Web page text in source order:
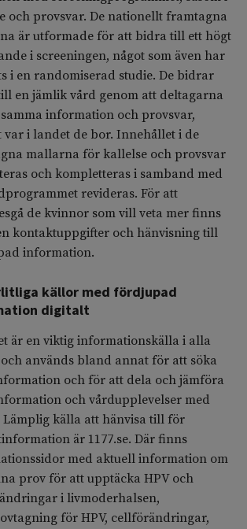
och provsvar. De nationellt framtagna
är utformade för att bidra till ett högt
i screeningen, något som även har
i en randomiserad studie. De bidrar
en jämlik vård genom att deltagarna
information och provsvar,
var i landet de bor. Innehållet i de
mallarna för kallelse och provsvar
och kompletteras i samband med
revideras. För att
de kvinnor som vill veta mer finns
kontaktuppgifter och hänvisning till
information.
källor med fördjupad
digitalt
är en viktig informationskälla i alla
används bland annat för att söka
och för att dela och jämföra
och vårdupplevelser med
Lämplig källa att hänvisa till för
är 1177.se. Där finns
med aktuell information om
prov för att upptäcka HPV och
i livmoderhalsen,
för HPV, cellförändringar,